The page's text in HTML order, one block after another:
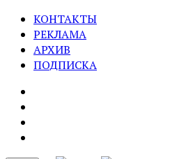
КОНТАКТЫ
РЕКЛАМА
АРХИВ
ПОДПИСКА